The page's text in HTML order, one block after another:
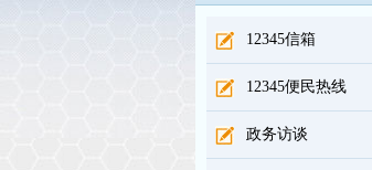
12345信箱
12345便民热线
政务访谈